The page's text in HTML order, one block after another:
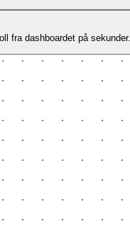
fra dashboardet på sekunder.